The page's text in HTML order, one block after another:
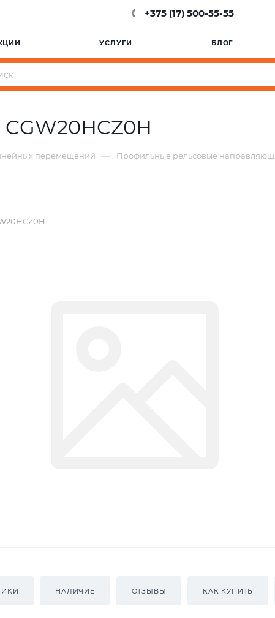
+375 (17) 500-55-55
УСЛУГИ БЛОГ
перемещений — Профильные рельсовые
НАЛИЧИЕ ОТЗЫВЫ КАК КУПИТЬ